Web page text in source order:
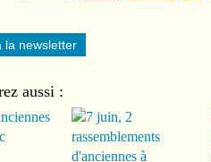
la newsletter
aussi :